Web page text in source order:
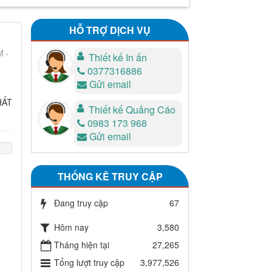
-
HỖ TRỢ DỊCH VỤ
Thiết kế In ấn
0377316886
Gửi email
Thiết kế Quảng Cáo
0983 173 968
Gửi email
THỐNG KÊ TRUY CẬP
Đang truy cập
67
Hôm nay
3,580
Tháng hiện tại
27,265
Tổng lượt truy cập
3,977,526